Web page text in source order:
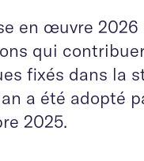
en œuvre
qui
fixés dans la
a été adopté
2025.